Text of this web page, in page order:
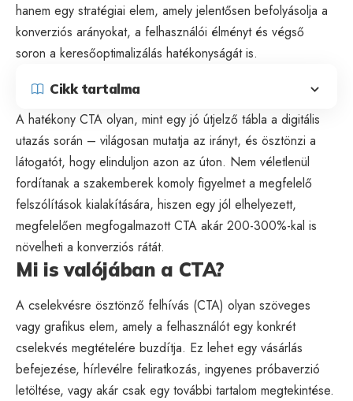
hanem egy stratégiai elem, amely jelentősen befolyásolja a
konverziós arányokat, a felhasználói élményt és végső
soron a keresőoptimalizálás hatékonyságát is.
Cikk tartalma
A hatékony CTA olyan, mint egy jó útjelző tábla a digitális
utazás során – világosan mutatja az irányt, és ösztönzi a
látogatót, hogy elinduljon azon az úton. Nem véletlenül
fordítanak a szakemberek komoly figyelmet a megfelelő
felszólítások kialakítására, hiszen egy jól elhelyezett,
megfelelően megfogalmazott CTA akár 200-300%-kal is
növelheti a konverziós rátát.
Mi is valójában a CTA?
A cselekvésre ösztönző felhívás (CTA) olyan szöveges
vagy grafikus elem, amely a felhasználót egy konkrét
cselekvés megtételére buzdítja. Ez lehet egy vásárlás
befejezése, hírlevélre feliratkozás, ingyenes próbaverzió
letöltése, vagy akár csak egy további tartalom megtekintése.